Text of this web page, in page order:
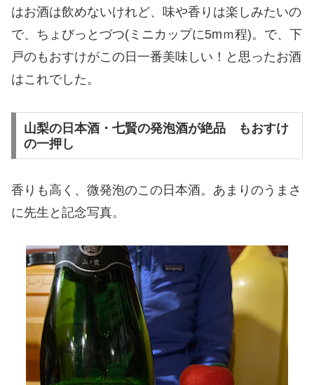
はお酒は飲めないけれど、味や香りは楽しみたいの
で、ちょびっとづつ(ミニカップに5mｍ程)。で、下
戸のもおすけがこの日一番美味しい！と思ったお酒
はこれでした。
山梨の日本酒・七賢の発泡酒が絶品 もおすけ
の一押し
香りも高く、微発泡のこの日本酒。あまりのうまさ
に先生と記念写真。